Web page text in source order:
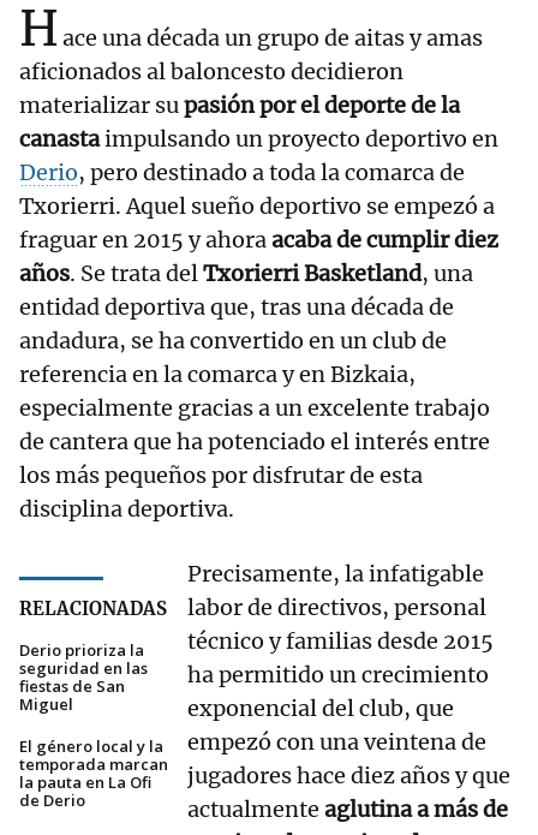
H ace una década un grupo de aitas y amas
aficionados al baloncesto decidieron
materializar supasión por el deporte de la
canastaimpulsando un proyecto deportivo en
Derio, pero destinado a toda la comarca de
Txorierri. Aquel sueño deportivo se empezó a
fraguar en 2015 y ahoraacaba de cumplir diez
años. Se trata delTxorierri Basketland, una
entidad deportiva que, tras una década de
andadura, se ha convertido en un club de
referencia en la comarca y en Bizkaia,
especialmente gracias a un excelente trabajo
de cantera que ha potenciado el interés entre
los más pequeños por disfrutar de esta
disciplina deportiva.
RELACIONADAS
Derio prioriza la
seguridad en las
fiestas de San
Miguel
El género local y la
temporada marcan
la pauta en La Ofi
de Derio
Precisamente, la infatigable
labor de directivos, personal
técnico y familias desde 2015
ha permitido un crecimiento
exponencial del club, que
empezó con una veintena de
jugadores hace diez años y que
actualmente aglutina a más de